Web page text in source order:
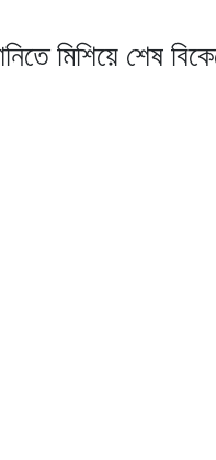
মিশিয়ে শেষ